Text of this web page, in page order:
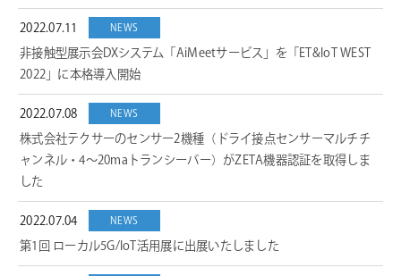
2022.07.11 NEWS
非接触型展示会DXシステム「AiMeetサービス」を「ET&IoT WEST
2022」に本格導入開始
2022.07.08 NEWS
株式会社テクサーのセンサー2機種（ドライ接点センサーマルチチ
ャンネル・4～20maトランシーバー）がZETA機器認証を取得しま
した
2022.07.04 NEWS
第1回 ローカル5G/IoT活用展に出展いたしました